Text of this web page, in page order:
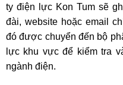
ty điện lực Kon Tum sẽ
đài, website hoặc email
đó được chuyển đến bộ
lực khu vực để kiểm tra
ngành điện.